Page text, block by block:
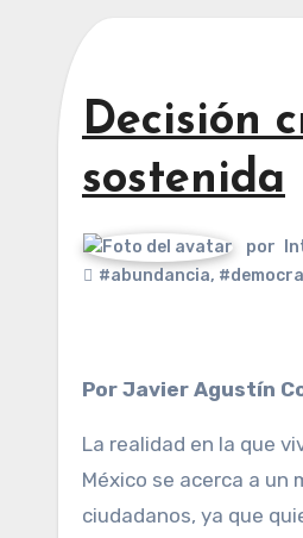
Decisión
sostenida
por
#abundancia,
Por Javier Agustín
La realidad en la que
México se acerca a un
ciudadanos, ya que